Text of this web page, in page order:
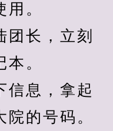
。
长，立刻
。
息，拿起
的号码。